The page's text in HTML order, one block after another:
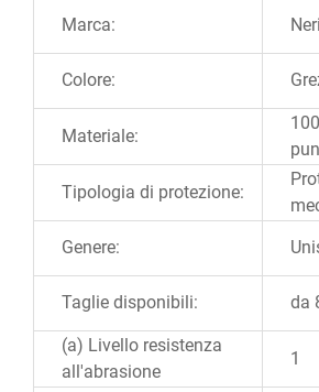
Marca: Neri
Colore:
Materiale:
Tipologia di protezione:
Genere:
Taglie disponibili: da
(a) Livello resistenza
all'abrasione
1